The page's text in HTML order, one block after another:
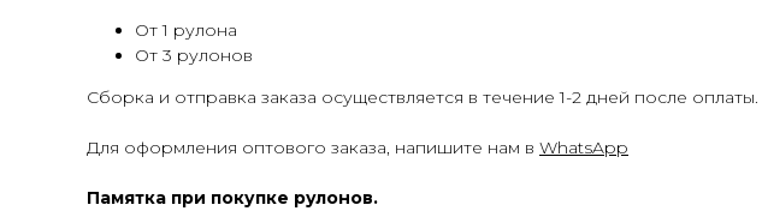
От 1 рулона
От 3 рулонов
Сборка и отправка заказа осуществляется в течение 1-2 дней после оплаты.
Для оформления оптового заказа, напишите нам в WhatsApp
Памятка при покупке рулонов.